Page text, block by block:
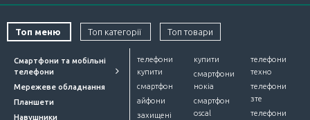
Топ меню Топ категорії Топ товари
Смартфони та мобільні
телефони
Мережеве обладнання
Планшети
Навушники
телефони
купити
смартфон
айфони
захищені
купити
смартфони
нокіа
смартфон
oscal
телефони
техно
телефони
зте
телефони